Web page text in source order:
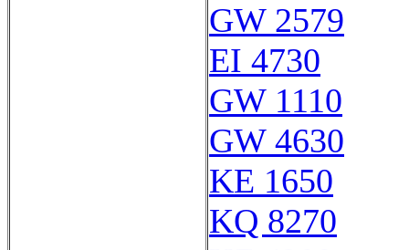
GW 2579
EI 4730
GW 1110
GW 4630
KE 1650
KQ 8270